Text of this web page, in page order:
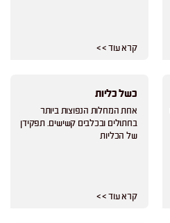
קרא עוד > >
כשל כליות
אחת המחלות הנפוצות ביותר
בחתולים ובכלבים קשישים. תפקידן
של הכליות
קרא עוד > >